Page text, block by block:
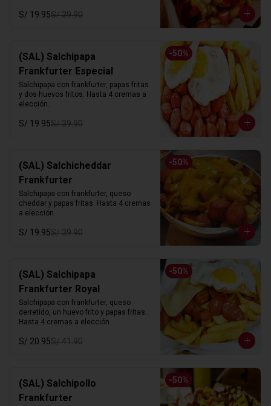
S/ 19.95S/ 39.90
-50%
(SAL) Salchipapa
Frankfurter Especial
Salchipapa con frankfurter, papas fritas
y dos huevos fritos. Hasta 4 cremas a
elección.
S/ 19.95S/ 39.90
-50%
(SAL) Salchicheddar
Frankfurter
Salchipapa con frankfurter, queso
cheddar y papas fritas. Hasta 4 cremas
a elección.
S/ 19.95S/ 39.90
-50%
(SAL) Salchipapa
Frankfurter Royal
Salchipapa con frankfurter, queso
derretido, un huevo frito y papas fritas.
Hasta 4 cremas a elección.
S/ 20.95S/ 41.90
-50%
(SAL) Salchipollo
Frankfurter